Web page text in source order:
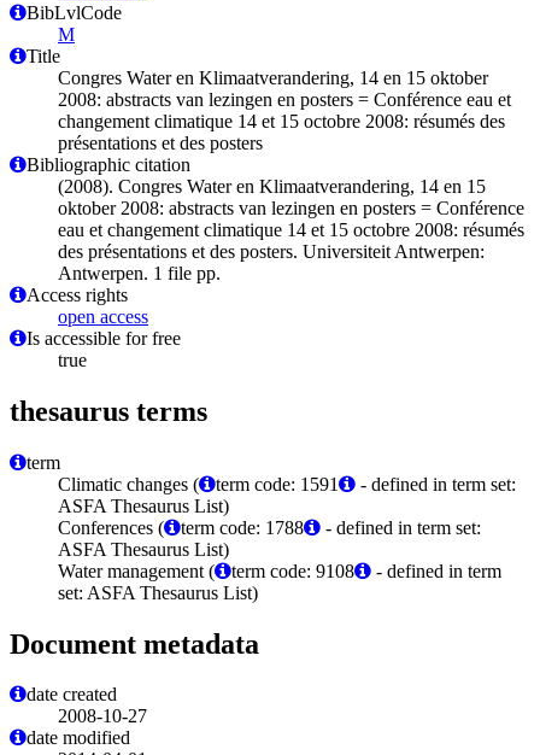
BibLvlCode
M
Title
Congres Water en Klimaatverandering, 14 en 15 oktober
2008: abstracts van lezingen en posters = Conférence eau et
changement climatique 14 et 15 octobre 2008: résumés des
présentations et des posters
Bibliographic citation
(2008). Congres Water en Klimaatverandering, 14 en 15
oktober 2008: abstracts van lezingen en posters = Conférence
eau et changement climatique 14 et 15 octobre 2008: résumés
des présentations et des posters. Universiteit Antwerpen:
Antwerpen. 1 file pp.
Access rights
open access
Is accessible for free
true
thesaurus terms
term
Climatic changes (
term code: 1591
- defined in term set:
ASFA Thesaurus List)
Conferences (
term code: 1788
- defined in term set:
ASFA Thesaurus List)
Water management (
term code: 9108
- defined in term
set: ASFA Thesaurus List)
Document metadata
date created
2008-10-27
date modified